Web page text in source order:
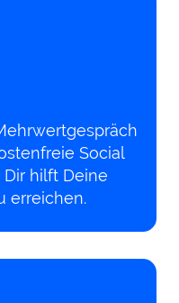
Social
hilft Deine
erreichen.